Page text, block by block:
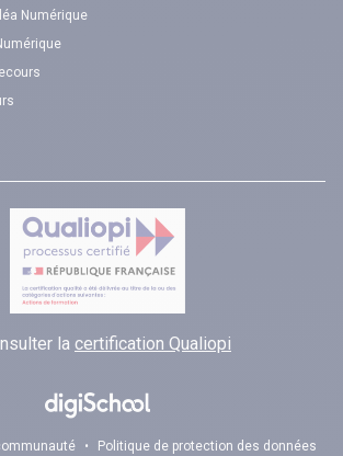
Numérique
la certification Qualiopi
•
Politique de protection des données